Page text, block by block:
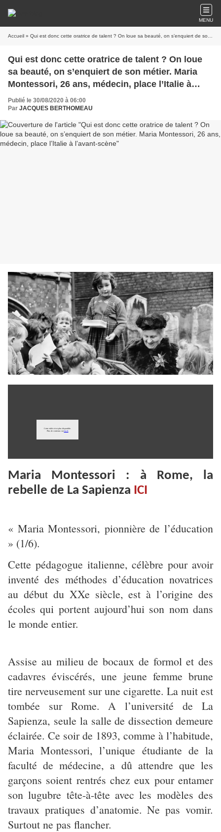
MENU
Accueil » Qui est donc cette oratrice de talent ? On loue sa beauté, on s’enquiert de son métier. Maria Montessori, 26 ans, médecin, place l’Italie à l’avant-scène
Qui est donc cette oratrice de talent ? On loue
sa beauté, on s’enquiert de son métier. Maria
Montessori, 26 ans, médecin, place l’Italie à
l’avant-scène
Publié le 30/08/2020 à 06:00
Par JACQUES BERTHOMEAU
Maria Montessori : à Rome, la
rebelle de La Sapienza ICI
« Maria Montessori, pionnière de l’éducation
» (1/6).
Cette pédagogue italienne, célèbre pour avoir
inventé des méthodes d’éducation novatrices
au début du XXe siècle, est à l’origine des
écoles qui portent aujourd’hui son nom dans
le monde entier.
Assise au milieu de bocaux de formol et des
cadavres éviscérés, une jeune femme brune
tire nerveusement sur une cigarette. La nuit est
tombée sur Rome. A l’université de La
Sapienza, seule la salle de dissection demeure
éclairée. Ce soir de 1893, comme à l’habitude,
Maria Montessori, l’unique étudiante de la
faculté de médecine, a dû attendre que les
garçons soient rentrés chez eux pour entamer
son lugubre tête-à-tête avec les modèles des
travaux pratiques d’anatomie. Ne pas vomir.
Surtout ne pas flancher.